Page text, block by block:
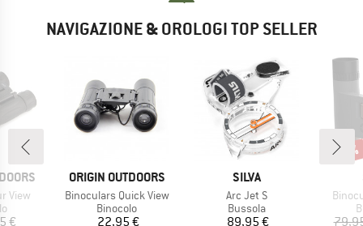
NAVIGAZIONE & OROLOGI TOP SELLER
View
prodotti
€
MARCHIO
ORIGIN OUTDOORS
Articolo
Binoculars Quick View
Gruppo di prodotti
Binocolo
Prezzo
22,95 €
MARCHIO
SILVA
Articolo
Arc Jet S
Gruppo di prodotti
Bussola
Prezzo
89,95 €
5%